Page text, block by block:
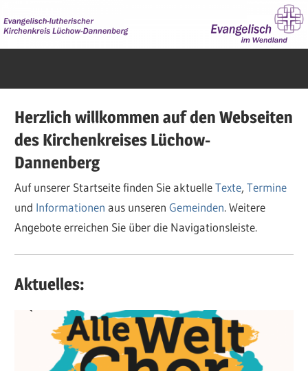
Inhalt
springen
Herzlich willkommen auf den Webseiten
des Kirchenkreises Lüchow-
Dannenberg
Auf unserer Startseite finden Sie aktuelleTexte,Termine
und Informationen aus unserenGemeinden. Weitere
Angebote erreichen Sie über die Navigationsleiste.
Aktuelles: